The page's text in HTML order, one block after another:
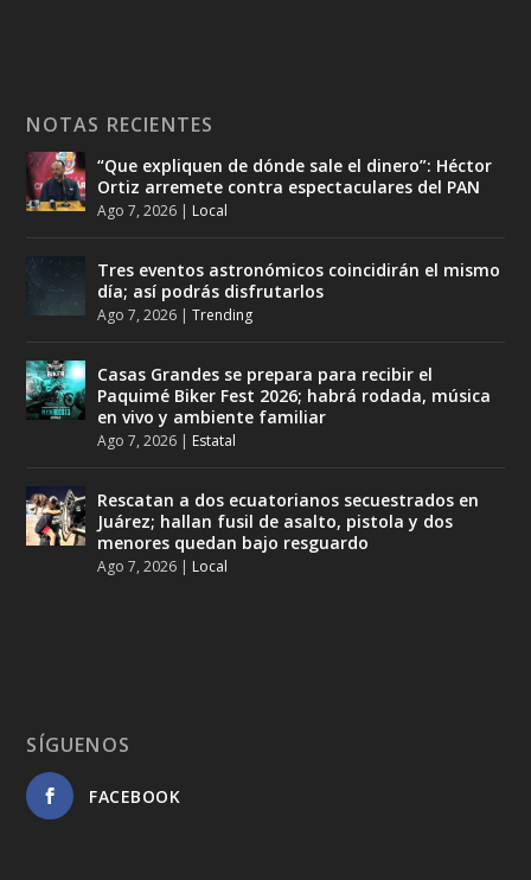
NOTAS RECIENTES
“Que expliquen de dónde sale el dinero”: Héctor
Ortiz arremete contra espectaculares del PAN
Ago 7, 2026 | Local
Tres eventos astronómicos coincidirán el mismo
día; así podrás disfrutarlos
Ago 7, 2026 |Trending
Casas Grandes se prepara para recibir el
Paquimé Biker Fest 2026; habrá rodada, música
en vivo y ambiente familiar
Ago 7, 2026 | Estatal
Rescatan a dos ecuatorianos secuestrados en
Juárez; hallan fusil de asalto, pistola y dos
menores quedan bajo resguardo
Ago 7, 2026 | Local
SÍGUENOS
FACEBOOK